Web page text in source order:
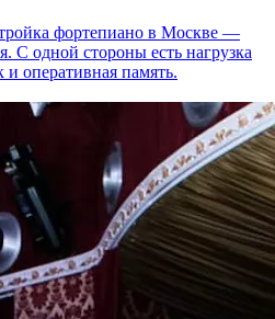
фортепиано в Москве —
С одной стороны есть нагрузка
оперативная память.